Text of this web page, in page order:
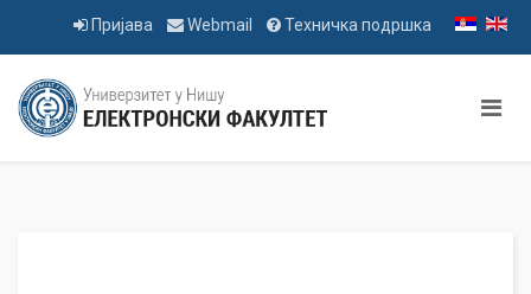
Пријава Webmail Техничка подршка